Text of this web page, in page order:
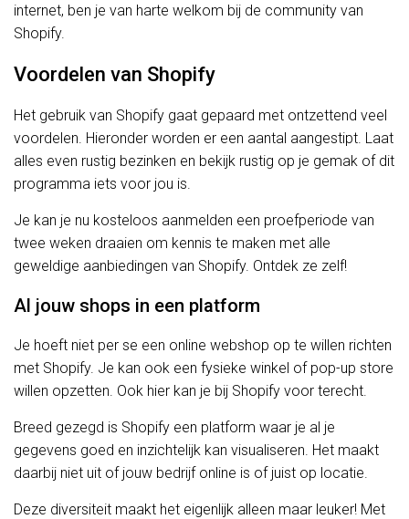
internet, ben je van harte welkom bij de community van
Shopify.
Voordelen van Shopify
Het gebruik van Shopify gaat gepaard met ontzettend veel
voordelen. Hieronder worden er een aantal aangestipt. Laat
alles even rustig bezinken en bekijk rustig op je gemak of dit
programma iets voor jou is.
Je kan je nu kosteloos aanmelden een proefperiode van
twee weken draaien om kennis te maken met alle
geweldige aanbiedingen van Shopify. Ontdek ze zelf!
Al jouw shops in een platform
Je hoeft niet per se een online webshop op te willen richten
met Shopify. Je kan ook een fysieke winkel of pop-up store
willen opzetten. Ook hier kan je bij Shopify voor terecht.
Breed gezegd is Shopify een platform waar je al je
gegevens goed en inzichtelijk kan visualiseren. Het maakt
daarbij niet uit of jouw bedrijf online is of juist op locatie.
Deze diversiteit maakt het eigenlijk alleen maar leuker! Met